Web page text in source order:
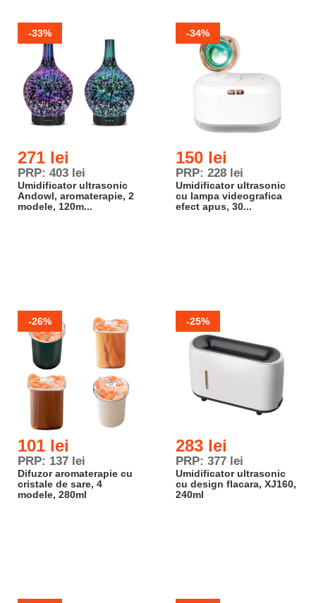
-33%
271 lei
PRP: 403 lei
Umidificator ultrasonic
Andowl, aromaterapie, 2
modele, 120m...
-34%
150 lei
PRP: 228 lei
Umidificator ultrasonic
cu lampa videografica
efect apus, 30...
-26%
101 lei
PRP: 137 lei
Difuzor aromaterapie cu
cristale de sare, 4
modele, 280ml
-25%
283 lei
PRP: 377 lei
Umidificator ultrasonic
cu design flacara, XJ160,
240ml